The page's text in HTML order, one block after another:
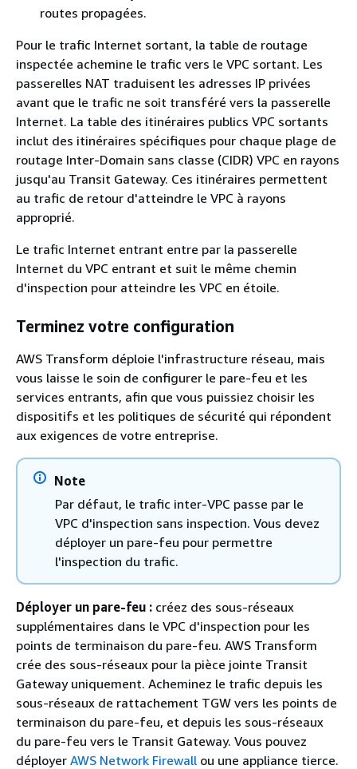
routes propagées.
Pour le trafic Internet sortant, la table de routage
inspectée achemine le trafic vers le VPC sortant. Les
passerelles NAT traduisent les adresses IP privées
avant que le trafic ne soit transféré vers la passerelle
Internet. La table des itinéraires publics VPC sortants
inclut des itinéraires spécifiques pour chaque plage de
routage Inter-Domain sans classe (CIDR) VPC en rayons
jusqu'au Transit Gateway. Ces itinéraires permettent
au trafic de retour d'atteindre le VPC à rayons
approprié.
Le trafic Internet entrant entre par la passerelle
Internet du VPC entrant et suit le même chemin
d'inspection pour atteindre les VPC en étoile.
Terminez votre configuration
AWS Transform déploie l'infrastructure réseau, mais
vous laisse le soin de configurer le pare-feu et les
services entrants, afin que vous puissiez choisir les
dispositifs et les politiques de sécurité qui répondent
aux exigences de votre entreprise.
Note
Par défaut, le trafic inter-VPC passe par le
VPC d'inspection sans inspection. Vous devez
déployer un pare-feu pour permettre
l'inspection du trafic.
Déployer un pare-feu : créez des sous-réseaux
supplémentaires dans le VPC d'inspection pour les
points de terminaison du pare-feu. AWS Transform
crée des sous-réseaux pour la pièce jointe Transit
Gateway uniquement. Acheminez le trafic depuis les
sous-réseaux de rattachement TGW vers les points de
terminaison du pare-feu, et depuis les sous-réseaux
du pare-feu vers le Transit Gateway. Vous pouvez
déployer AWS Network Firewall ou une appliance tierce.